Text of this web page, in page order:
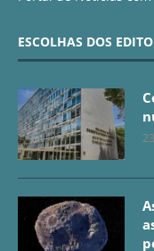
ESCOLHAS DOS